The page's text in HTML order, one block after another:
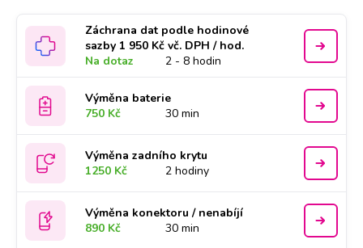
Záchrana dat podle hodinové
sazby 1 950 Kč vč. DPH / hod.
Na dotaz
2 - 8 hodin
Výměna baterie
750 Kč
30 min
Výměna zadního krytu
1250 Kč
2 hodiny
Výměna konektoru / nenabíjí
890 Kč
30 min